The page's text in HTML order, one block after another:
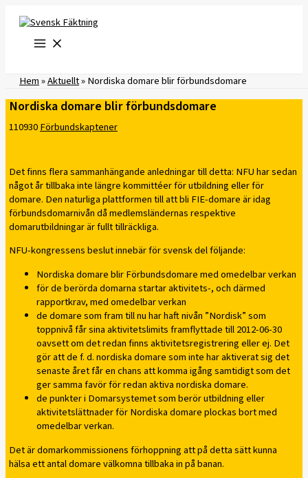
innehåll
Hem»Aktuellt»Nordiska domare blir förbundsdomare
Nordiska domare blir förbundsdomare
110930Förbundskaptener
Det finns flera sammanhängande anledningar till detta: NFU har sedan
något år tillbaka inte längre kommittéer för utbildning eller för
domare. Den naturliga plattformen till att bli FIE-domare är idag
förbundsdomarnivån då medlemsländernas respektive
domarutbildningar är fullt tillräckliga.
NFU-kongressens beslut innebär för svensk del följande:
Nordiska domare blir Förbundsdomare med omedelbar verkan
för de berörda domarna startar aktivitets-, och därmed
rapportkrav, med omedelbar verkan
de domare som fram till nu har haft nivån ”Nordisk” som
toppnivå får sina aktivitetslimits framflyttade till 2012-06-30
oavsett om det redan finns aktivitetsregistrering eller ej. Det
gör att de f. d. nordiska domare som inte har aktiverat sig det
senaste året får en chans att komma igång samtidigt som det
ger samma favör för redan aktiva nordiska domare.
de punkter i Domarsystemet som berör utbildning eller
aktivitetslättnader för Nordiska domare plockas bort med
omedelbar verkan.
Det är domarkommissionens förhoppning att på detta sätt kunna
hälsa ett antal domare välkomna tillbaka in på banan.